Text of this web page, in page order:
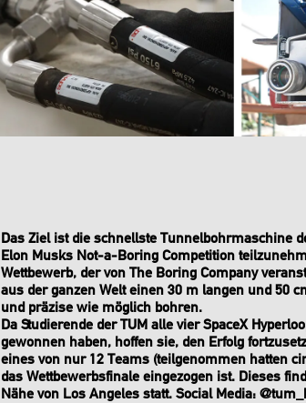
Das Ziel ist die schnellste Tunnelbohrmaschine
Elon Musks Not-a-Boring Competition
Wettbewerb, der von The Boring Company
aus der ganzen Welt einen 30 m langen und 50
und präzise wie möglich bohren.
Da Studierende der TUM alle vier SpaceX
gewonnen haben, hoffen sie, den Erfolg
eines von nur 12 Teams (teilgenommen hatten
das Wettbewerbsfinale eingezogen ist. Dieses
Nähe von Los Angeles statt. Social Media: